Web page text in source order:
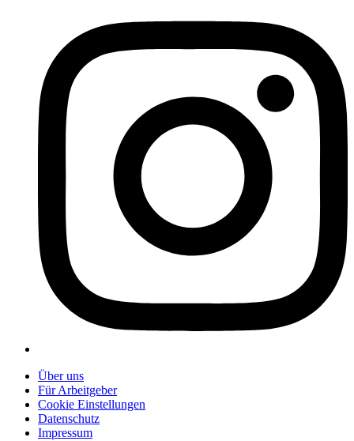
Über uns
Für Arbeitgeber
Cookie Einstellungen
Datenschutz
Impressum